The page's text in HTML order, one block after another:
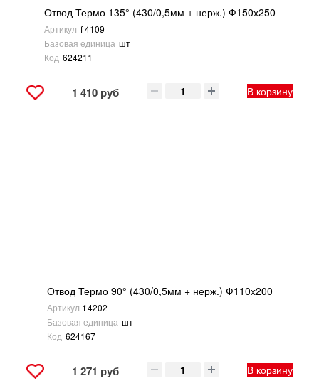
Отвод Термо 135° (430/0,5мм + нерж.) Ф150х250
Артикул f 4109
Базовая единица шт
Код 624211
1 410 руб В корзину
Отвод Термо 90° (430/0,5мм + нерж.) Ф110х200
Артикул f 4202
Базовая единица шт
Код 624167
1 271 руб В корзину